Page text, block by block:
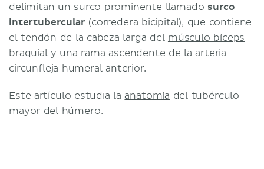
delimitan un surco prominente llamado surco
intertubercular(corredera bicipital), que contiene
el tendón de la cabeza larga del músculo bíceps
braquialy una rama ascendente de la arteria
circunfleja humeral anterior.
Este artículo estudia la anatomía del tubérculo
mayor del húmero.